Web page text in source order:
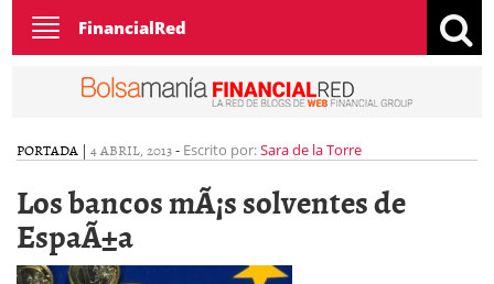
Toggle
navigation
FinancialRed
PORTADA | 4 ABRIL, 2013- Escrito por:Sara de la Torre
Los bancos mÃ¡s solventes de
EspaÃ±a